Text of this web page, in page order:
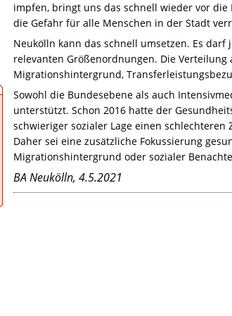
impfen, bringt uns das schnell wieder vor
die Gefahr für alle Menschen in der Stadt
Neukölln kann das schnell umsetzen. Es
relevanten Größenordnungen. Die
Migrationshintergrund,
Sowohl die Bundesebene als auch
unterstützt. Schon 2016 hatte der
schwieriger sozialer Lage einen
Daher sei eine zusätzliche Fokussierung
Migrationshintergrund oder sozialer
BA Neukölln, 4.5.2021